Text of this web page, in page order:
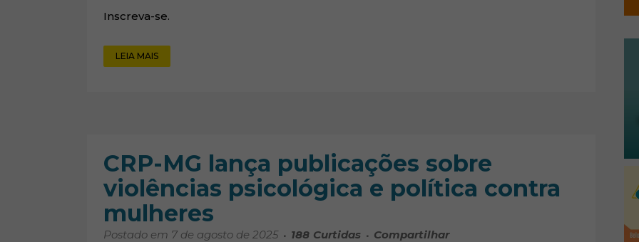
Inscreva-se.
LEIA MAIS
CRP-MG lança publicações sobre
violências psicológica e política contra
mulheres
Postado em 7 de agosto de 2025 188 Curtidas Compartilhar